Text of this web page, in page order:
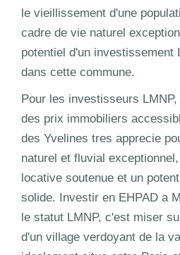
le vieillissement d'une
cadre de vie naturel
potentiel d'un investissement
dans cette commune.
Pour les investisseurs
des prix immobiliers
des Yvelines tres apprecie
naturel et fluvial
locative soutenue et un
solide. Investir en EHPAD a
le statut LMNP, c'est miser
d'un village verdoyant de la